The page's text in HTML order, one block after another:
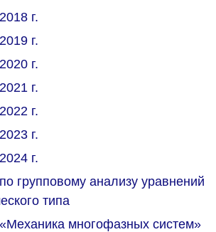
г.
г.
г.
г.
г.
г.
г.
групповому анализу уравнений
типа
многофазных систем»